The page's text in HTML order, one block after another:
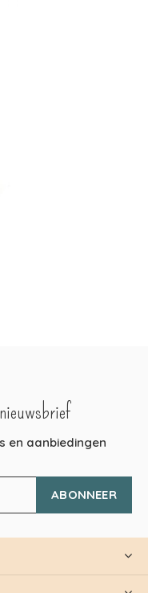
en aanbiedingen
ABONNEER